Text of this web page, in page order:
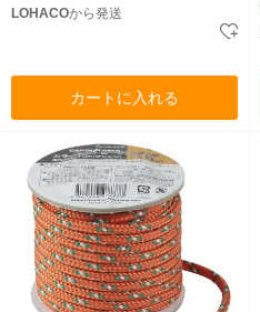
LOHACOから発送
カートに入れる